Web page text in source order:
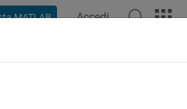
MATLAB Accedi